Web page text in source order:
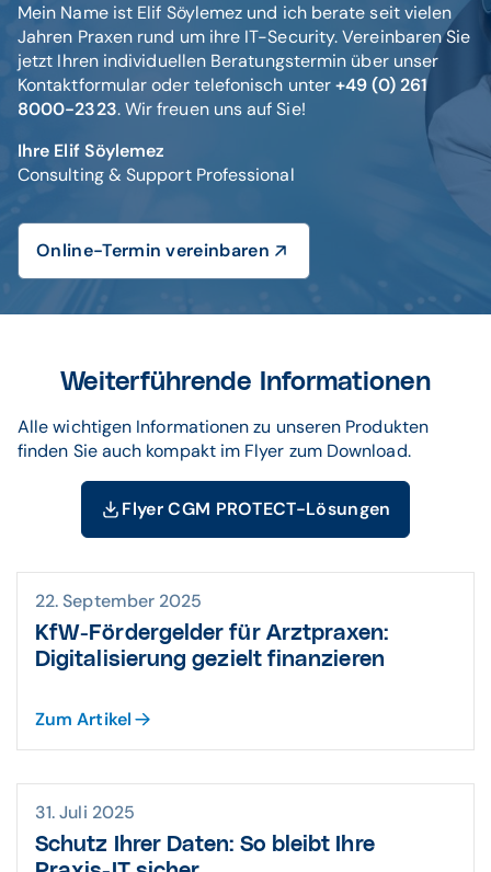
Mein Name ist Elif Söylemez und ich berate seit vielen
Jahren Praxen rund um ihre IT-Security. Vereinbaren Sie
jetzt Ihren individuellen Beratungstermin über unser
Kontaktformular oder telefonisch unter+49 (0) 261
8000-2323. Wir freuen uns auf Sie!
Ihre Elif Söylemez
Consulting & Support Professional
Online-Termin vereinbaren
Weiterführende Informationen
Alle wichtigen Informationen zu unseren Produkten
finden Sie auch kompakt im Flyer zum Download.
Flyer CGM PROTECT-Lösungen
22. September 2025
KfW-Fördergelder für Arztpraxen:
Digitalisierung gezielt finanzieren
Zum Artikel
31. Juli 2025
Schutz Ihrer Daten: So bleibt Ihre